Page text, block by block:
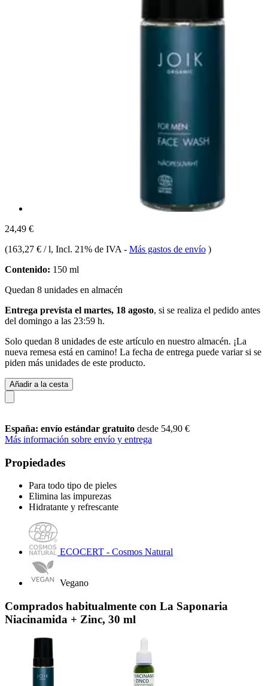
24,49 €
(163,27 € / l, Incl. 21% de IVA - Más gastos de envío )
Contenido: 150 ml
Quedan 8 unidades en almacén
Entrega prevista el martes, 18 agosto, si se realiza el pedido antes
del domingo a las 23:59 h.
Solo quedan 8 unidades de este artículo en nuestro almacén. ¡La
nueva remesa está en camino! La fecha de entrega puede variar si se
piden más unidades de este producto.
Añadir a la cesta
España: envío estándar gratuito desde 54,90 €
Más información sobre envío y entrega
Propiedades
Para todo tipo de pieles
Elimina las impurezas
Hidratante y refrescante
ECOCERT - Cosmos Natural
Vegano
Comprados habitualmente con La Saponaria
Niacinamida + Zinc, 30 ml